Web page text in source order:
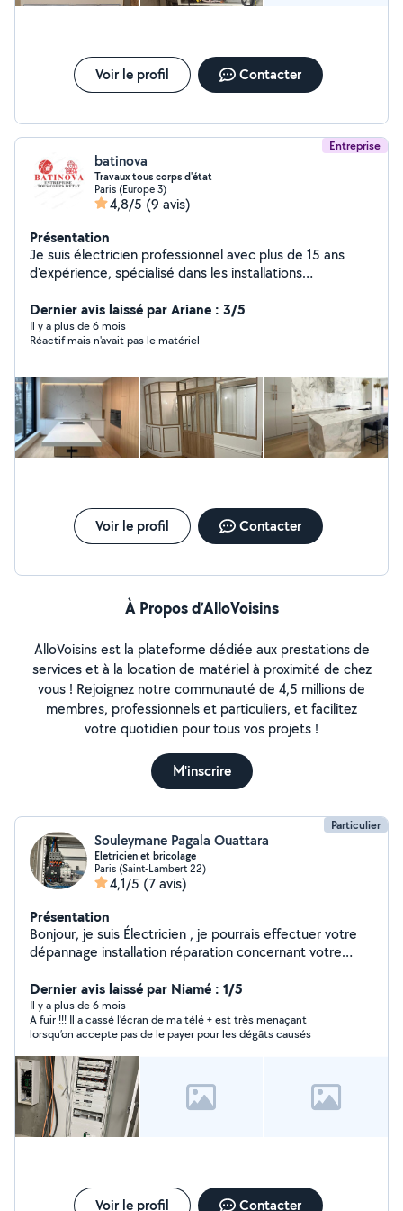
Voir le profil Contacter
Entreprise
batinova
Travaux tous corps d'état
Paris (Europe 3)
4,8/5 (9 avis)
Présentation
Je suis électricien professionnel avec plus de 15 ans
d'expérience, spécialisé dans les installations
mon expertise en électricité, je réalise des travaux de
menuiserie et d'agencement. Mes services
comprennent : Installation et rénovation de systèmes
en conformité et dépannage Éclairage intérieur et
extérieur Courant fort et faible Je suis reconnu pour ma
rigueur et mon attention aux détails. Je suis à votre
disposition pour discuter de vos projets et vous fournir
un devis personnalisé. Au plaisir de collaborer avec vous
Dernier avis laissé par Ariane : 3/5
Il y a plus de 6 mois
Réactif mais n'avait pas le matériel
Voir le profil Contacter
À Propos d’AlloVoisins
AlloVoisins est la plateforme dédiée aux prestations de
services et à la location de matériel à proximité de chez
vous ! Rejoignez notre communauté de 4,5 millions de
membres, professionnels et particuliers, et facilitez
votre quotidien pour tous vos projets !
M'inscrire
Particulier
Souleymane Pagala Ouattara
Eletricien et bricolage
Paris (Saint-Lambert 22)
4,1/5 (7 avis)
Présentation
Bonjour, je suis Électricien , je pourrais effectuer votre
dépannage installation réparation concernant votre
propose une solution retrouver la liste des principaux
services que je propose. Recherche des pannes prise
de terre tableau électrique tous les travaux électriques.
Dernier avis laissé par Niamé : 1/5
Il y a plus de 6 mois
A fuir !!! Il a cassé l’écran de ma télé + est très menaçant
lorsqu’on accepte pas de le payer pour les dégâts causés
Voir le profil Contacter